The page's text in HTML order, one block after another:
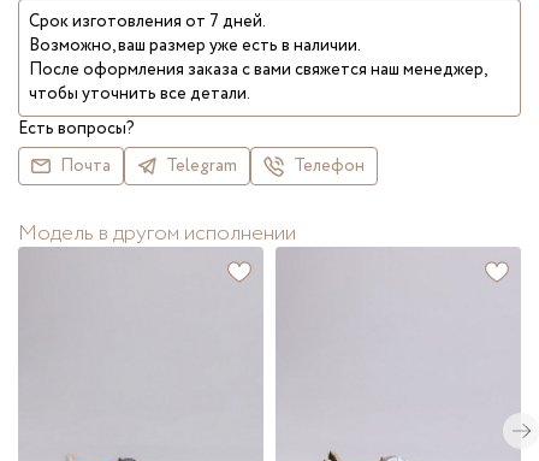
Срок изготовления от 7 дней.
Возможно, ваш размер уже есть в наличии.
После оформления заказа с вами свяжется наш менеджер,
чтобы уточнить все детали.
Есть вопросы?
Почта
Telegram Телефон
Модель в другом исполнении